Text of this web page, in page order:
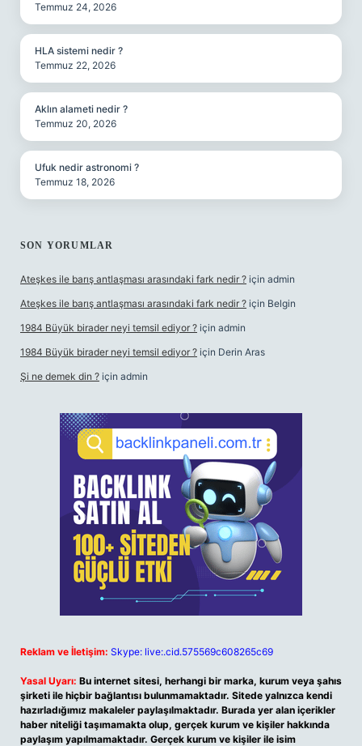
Temmuz 24, 2026
HLA sistemi nedir ?
Temmuz 22, 2026
Aklın alameti nedir ?
Temmuz 20, 2026
Ufuk nedir astronomi ?
Temmuz 18, 2026
SON YORUMLAR
Ateşkes ile barış antlaşması arasındaki fark nedir ? için admin
Ateşkes ile barış antlaşması arasındaki fark nedir ? için Belgin
1984 Büyük birader neyi temsil ediyor ? için admin
1984 Büyük birader neyi temsil ediyor ? için Derin Aras
Şi ne demek din ? için admin
Reklam ve İletişim: Skype: live:.cid.575569c608265c69
Yasal Uyarı: Bu internet sitesi, herhangi bir marka, kurum veya şahıs
şirketi ile hiçbir bağlantısı bulunmamaktadır. Sitede yalnızca kendi
hazırladığımız makaleler paylaşılmaktadır. Burada yer alan içerikler
haber niteliği taşımamakta olup, gerçek kurum ve kişiler hakkında
paylaşım yapılmamaktadır. Gerçek kurum ve kişiler ile isim